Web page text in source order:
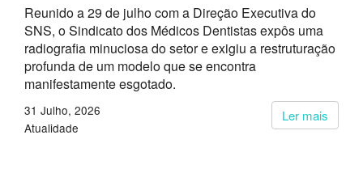
Reunido a 29 de julho com a Direção Executiva do
SNS, o Sindicato dos Médicos Dentistas expôs uma
radiografia minuciosa do setor e exigiu a restruturação
profunda de um modelo que se encontra
manifestamente esgotado.
Ler mais
31 Julho, 2026
Atualidade